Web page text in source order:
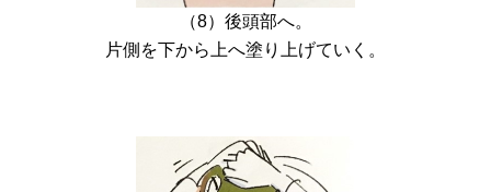
（8）後頭部へ。
片側を下から上へ塗り上げていく。